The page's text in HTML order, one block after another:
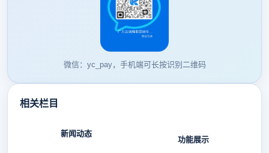
微信：yc_pay，手机端可长按识别二维码
相关栏目
新闻动态
功能展示